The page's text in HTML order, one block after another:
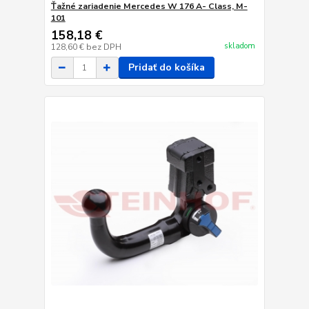
Ťažné zariadenie Mercedes W 176 A- Class, M-
101
158,18 €
128,60 € bez DPH skladom
Pridať do košíka